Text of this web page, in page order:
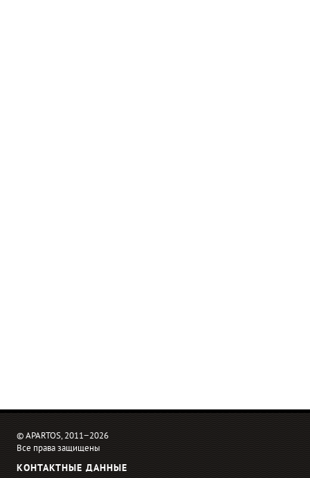
© APARTOS, 2011−2026
Все права защищены
КОНТАКТНЫЕ ДАННЫЕ